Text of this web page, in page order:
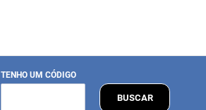
TENHO UM CÓDIGO
BUSCAR